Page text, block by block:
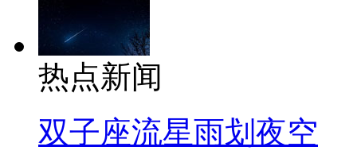
热点新闻
双子座流星雨划夜空